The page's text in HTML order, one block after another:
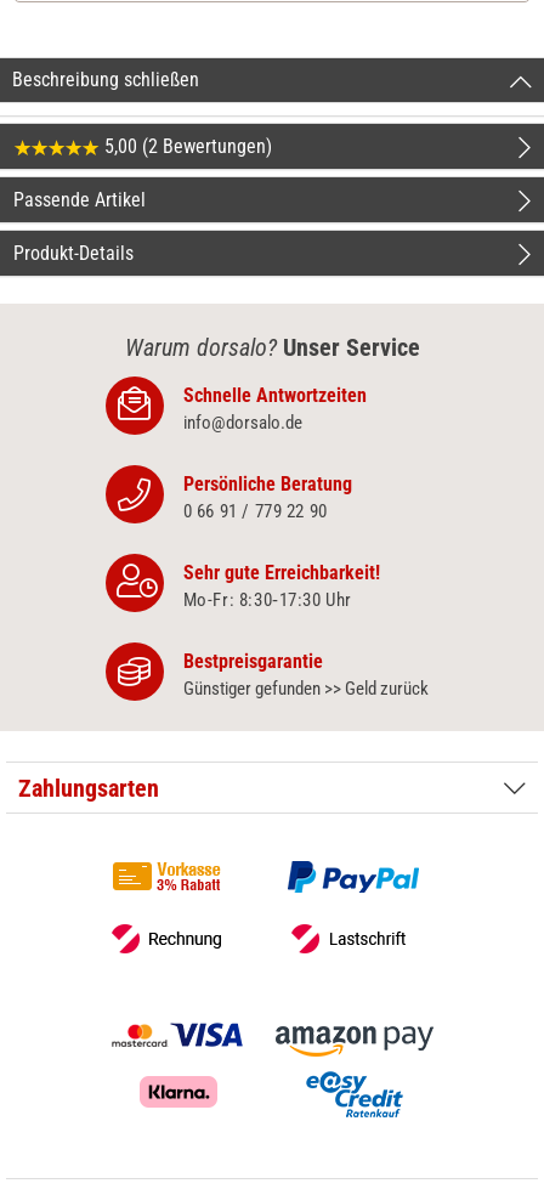
Beschreibung schließen
5,00 (2 Bewertungen)
Passende Artikel
Produkt-Details
Warum dorsalo? Unser Service
Schnelle Antwortzeiten
info@dorsalo.de
Persönliche Beratung
0 66 91 / 779 22 90
Sehr gute Erreichbarkeit!
Mo-Fr: 8:30‑17:30 Uhr
Bestpreisgarantie
Günstiger gefunden >> Geld zurück
Zahlungsarten